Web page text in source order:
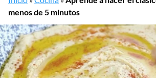
menos de 5 minutos